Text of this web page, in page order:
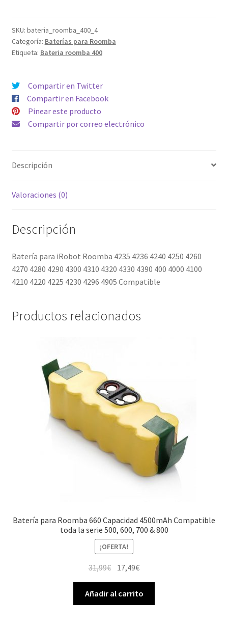
4235
4236
4240
4260
4270
4280
4290
4330
400
4210
4225
4230
4296
Compatible
cantidad
SKU: bateria_roomba_400_4
Categoría: Baterías para Roomba
Etiqueta: Bateria roomba 400
Compartir en Twitter
Compartir en Facebook
Pinear este producto
Compartir por correo electrónico
Descripción
Valoraciones (0)
Descripción
Batería para iRobot Roomba 4235 4236 4240 4250 4260
4270 4280 4290 4300 4310 4320 4330 4390 400 4000 4100
4210 4220 4225 4230 4296 4905 Compatible
Productos relacionados
Batería para Roomba 660 Capacidad 4500mAh Compatible
toda la serie 500, 600, 700 & 800
¡OFERTA!
31,99€ El
precio
original
era:
17,49€El
precio
actual
es:
Añadir al carrito